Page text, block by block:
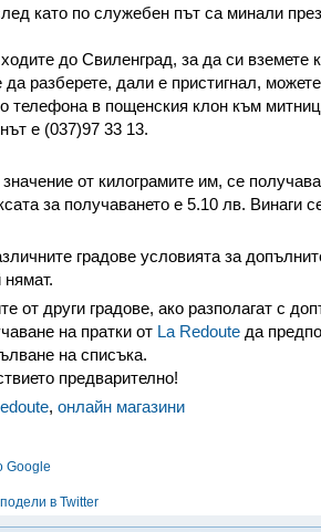
като по служебен път са минали
до Свиленград, за да си вземете
да разберете, дали е пристигнал,
телефона в пощенския клон към
е (037)97 33 13.
от килограмите им, се
за получаването е 5.10 лв. Винаги
градове условията за
нямат.
от други градове, ако разполагат с
на пратки от La Redoute да
на списъка.
предварително!
, онлайн магазини
в Twitter